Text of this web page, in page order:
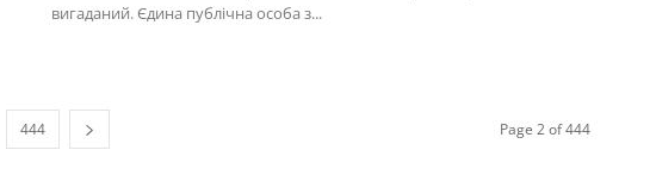
вигаданий. Єдина публічна особа з...
444 Page 2 of 444